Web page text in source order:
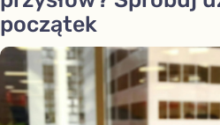
początek